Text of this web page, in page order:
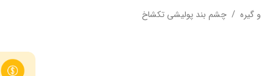
گیره / چشم بند پولیشی تکشاخ